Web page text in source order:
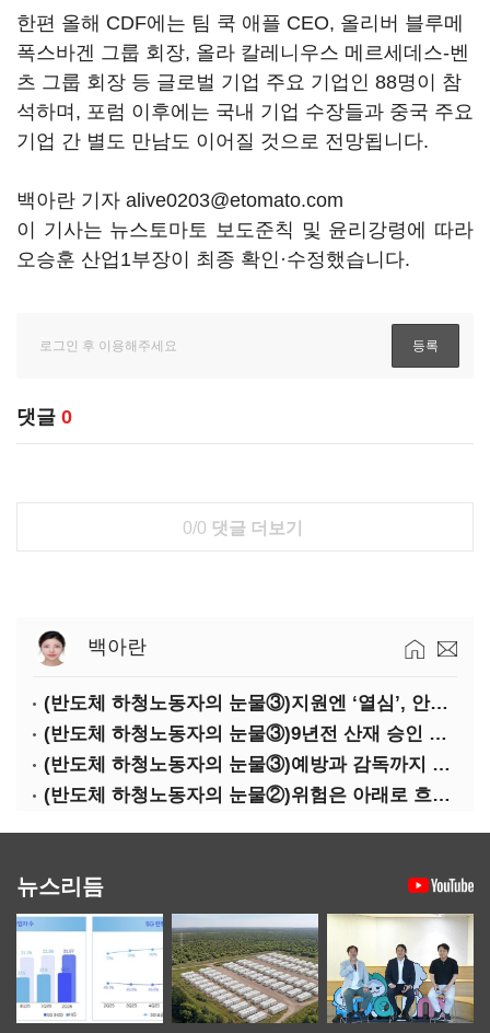
한편 올해 CDF에는 팀 쿡 애플 CEO, 올리버 블루메
폭스바겐 그룹 회장, 올라 칼레니우스 메르세데스-벤
츠 그룹 회장 등 글로벌 기업 주요 기업인 88명이 참
석하며, 포럼 이후에는 국내 기업 수장들과 중국 주요
기업 간 별도 만남도 이어질 것으로 전망됩니다.
백아란 기자 alive0203@etomato.com
이 기사는 뉴스토마토 보도준칙 및 윤리강령에 따라
오승훈 산업1부장이 최종 확인·수정했습니다.
댓글 0
0/0 댓글 더보기
백아란
(반도체 하청노동자의 눈물③)지원엔 ‘열심’, 안전엔 ‘무심’
(반도체 하청노동자의 눈물③)9년전 산재 승인 간소화 제도…현장선 ‘문턱’ 여전
(반도체 하청노동자의 눈물③)예방과 감독까지 기업 책임
(반도체 하청노동자의 눈물②)위험은 아래로 흐른다
뉴스리듬